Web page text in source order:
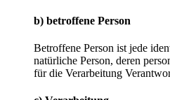
b) betroffene Person
Betroffene Person ist jede
natürliche Person, deren
für die Verarbeitung